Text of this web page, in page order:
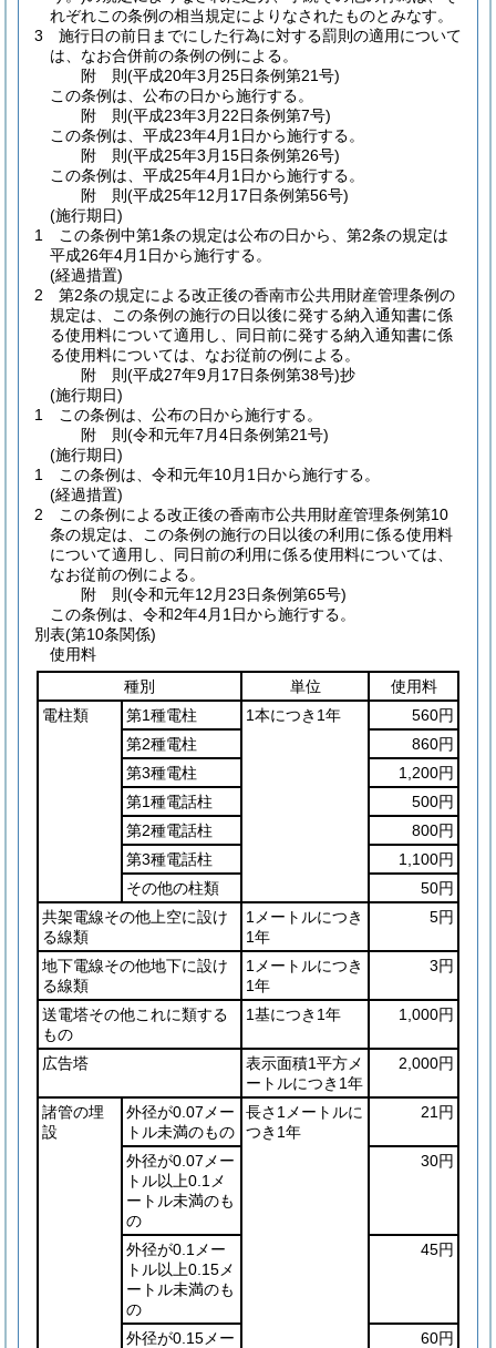
れぞれこの条例の相当規定によりなされたものとみなす。
3
施行日の前日までにした行為に対する罰則の適用について
は、なお合併前の条例の例による。
附 則(平成20年3月25日条例第21号)
この条例は、公布の日から施行する。
附 則(平成23年3月22日条例第7号)
この条例は、平成23年4月1日から施行する。
附 則(平成25年3月15日条例第26号)
この条例は、平成25年4月1日から施行する。
附 則(平成25年12月17日条例第56号)
(施行期日)
1
この条例中第1条の規定は公布の日から、第2条の規定は
平成26年4月1日から施行する。
(経過措置)
2
第2条の規定による改正後の香南市公共用財産管理条例の
規定は、この条例の施行の日以後に発する納入通知書に係
る使用料について適用し、同日前に発する納入通知書に係
る使用料については、なお従前の例による。
附 則(平成27年9月17日条例第38号)抄
(施行期日)
1
この条例は、公布の日から施行する。
附 則(令和元年7月4日条例第21号)
(施行期日)
1
この条例は、令和元年10月1日から施行する。
(経過措置)
2
この条例による改正後の香南市公共用財産管理条例第10
条の規定は、この条例の施行の日以後の利用に係る使用料
について適用し、同日前の利用に係る使用料については、
なお従前の例による。
附 則(令和元年12月23日条例第65号)
この条例は、令和2年4月1日から施行する。
別表(第10条関係)
使用料
種別
単位
使用料
電柱類
第1種電柱 1本につき1年
560円
第2種電柱
860円
第3種電柱
1,200円
第1種電話柱
500円
第2種電話柱
800円
第3種電話柱
1,100円
その他の柱類
50円
共架電線その他上空に設け
る線類
1メートルにつき
1年
5円
地下電線その他地下に設け
る線類
1メートルにつき
1年
3円
送電塔その他これに類する
もの
1基につき1年 1,000円
広告塔
表示面積1平方メ
ートルにつき1年
2,000円
諸管の埋
設
外径が0.07メー
トル未満のもの
長さ1メートルに
つき1年
21円
外径が0.07メー
トル以上0.1メ
ートル未満のも
の
30円
外径が0.1メー
トル以上0.15メ
ートル未満のも
の
45円
外径が0.15メー
60円